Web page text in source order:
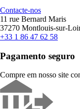
Contacte-nos
11 rue Bernard Maris
37270 Montlouis-sur-
+33 1 86 47 62 58
Pagamento seguro
Compre em nosso site